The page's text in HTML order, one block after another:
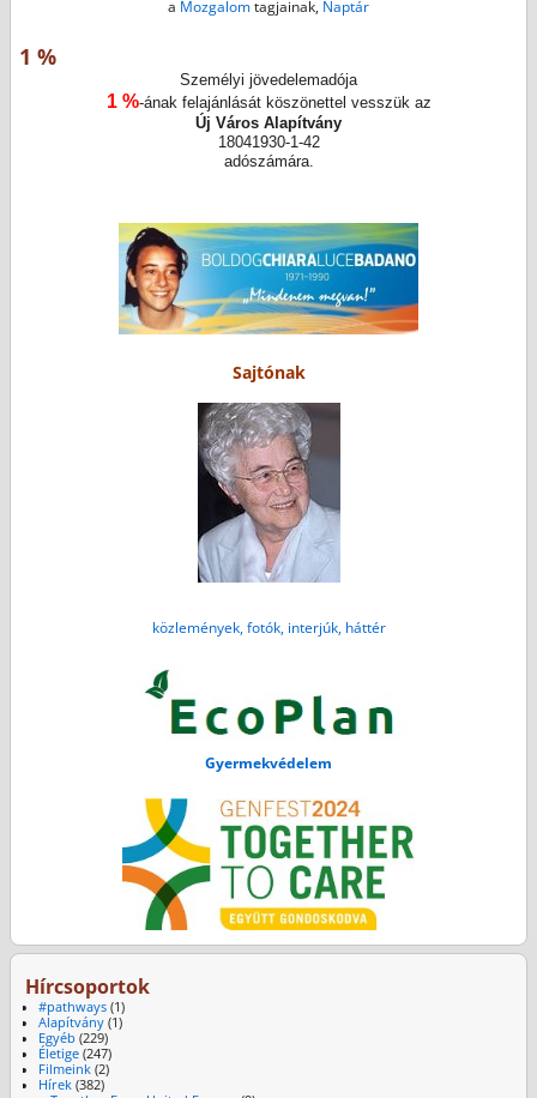
a Mozgalomtagjainak, Naptár
1 %
Személyi jövedelemadója
1 %-ának felajánlását köszönettel vesszük az
Új Város Alapítvány
18041930-1-42
adószámára.
Sajtónak
közlemények, fotók, interjúk, háttér
Gyermekvédelem
Hírcsoportok
#pathways(1)
Alapítvány(1)
Egyéb (229)
Életige(247)
Filmeink(2)
Hírek(382)